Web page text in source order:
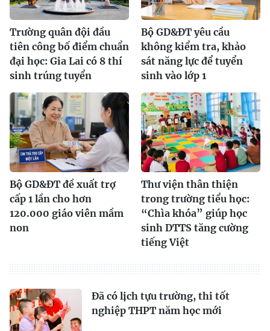
Trường quân đội đầu
tiên công bố điểm chuẩn
đại học: Gia Lai có 8 thí
sinh trúng tuyển
Bộ GD&ĐT yêu cầu
không kiểm tra, khảo
sát năng lực để tuyển
sinh vào lớp 1
Bộ GD&ĐT đề xuất trợ
cấp 1 lần cho hơn
120.000 giáo viên mầm
non
Thư viện thân thiện
trong trường tiểu học:
“Chìa khóa” giúp học
sinh DTTS tăng cường
tiếng Việt
Đã có lịch tựu trường, thi tốt
nghiệp THPT năm học mới